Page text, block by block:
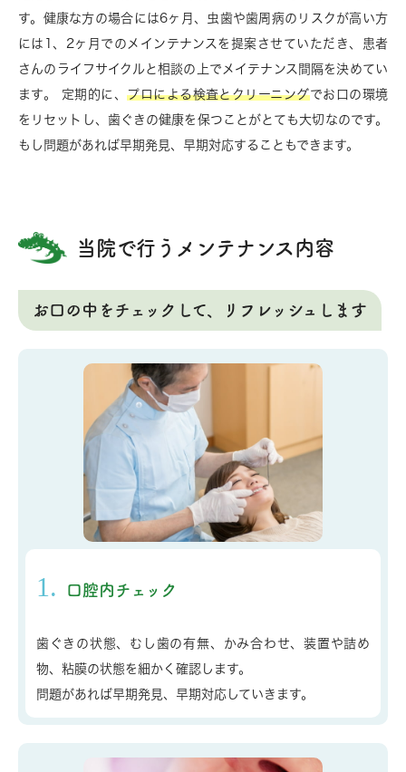
す。健康な方の場合には6ヶ月、虫歯や歯周病のリスクが高い方
には1、2ヶ月でのメインテナンスを提案させていただき、患者
さんのライフサイクルと相談の上でメイテナンス間隔を決めてい
ます。 定期的に、プロによる検査とクリーニングでお口の環境
をリセットし、歯ぐきの健康を保つことがとても大切なのです。
もし問題があれば早期発見、早期対応することもできます。
当院で行うメンテナンス内容
お口の中をチェックして、リフレッシュします
1. 口腔内チェック
歯ぐきの状態、むし歯の有無、かみ合わせ、装置や詰め
物、粘膜の状態を細かく確認します。
問題があれば早期発見、早期対応していきます。